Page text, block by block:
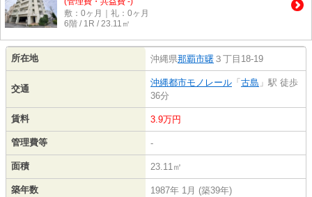
敷：0ヶ月｜礼：0ヶ月
6階 / 1R / 23.11㎡
所在地 沖縄県那覇市曙 ３丁目18-19
交通
沖縄都市モノレール 「 古島 」駅 徒歩
36分
賃料 3.9万円
管理費等 -
面積 23.11㎡
築年数 1987年 1月 (築39年)